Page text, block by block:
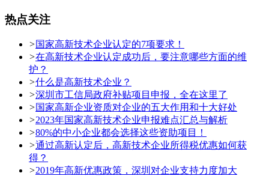
热点关注
>国家高新技术企业认定的7项要求！
>在高新技术企业认定成功后，要注意哪些方面的维
护？
>什么是高新技术企业？
>深圳市工信局政府补贴项目申报，全在这里了
>国家高新企业资质对企业的五大作用和十大好处
>2023年国家高新技术企业申报难点汇总与解析
>80%的中小企业都会选择这些资助项目！
>通过高新认定后，高新技术企业所得税优惠如何获
得？
>2019年高新优惠政策，深圳对企业支持力度加大